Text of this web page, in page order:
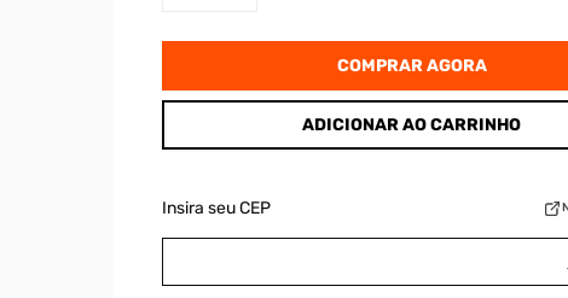
COMPRAR AGORA
ADICIONAR AO CARRINHO
Insira seu CEP